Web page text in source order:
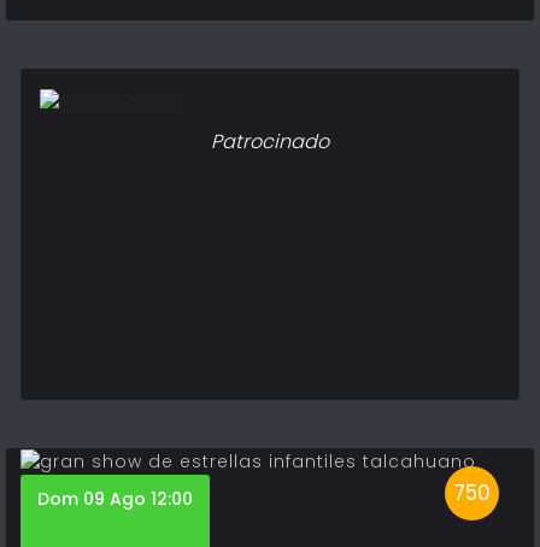
Patrocinado
750
Dom 09 Ago 12:00